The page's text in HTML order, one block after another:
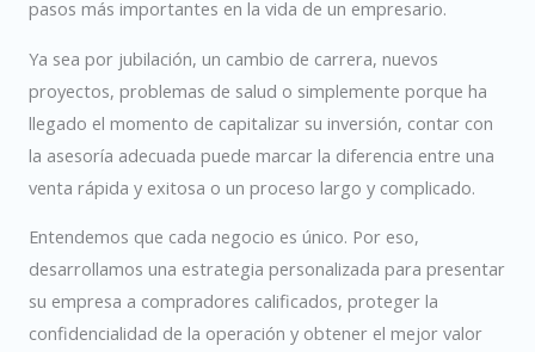
pasos más importantes en la vida de un empresario.
Ya sea por jubilación, un cambio de carrera, nuevos
proyectos, problemas de salud o simplemente porque ha
llegado el momento de capitalizar su inversión, contar con
la asesoría adecuada puede marcar la diferencia entre una
venta rápida y exitosa o un proceso largo y complicado.
Entendemos que cada negocio es único. Por eso,
desarrollamos una estrategia personalizada para presentar
su empresa a compradores calificados, proteger la
confidencialidad de la operación y obtener el mejor valor